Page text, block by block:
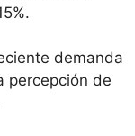
demanda
percepción de